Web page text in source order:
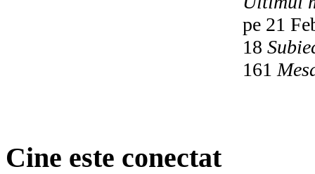
pe 21
18
161
Cine este conectat